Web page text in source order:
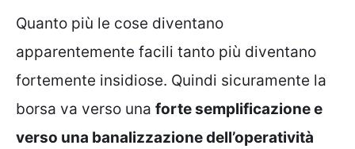
Quanto più le cose diventano
apparentemente facili tanto più diventano
fortemente insidiose. Quindi sicuramente la
borsa va verso una forte semplificazione e
verso una banalizzazione dell’operatività